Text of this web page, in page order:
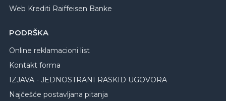
Web Krediti Raiffeisen Banke
PODRŠKA
Online reklamacioni list
Kontakt forma
IZJAVA - JEDNOSTRANI RASKID UGOVORA
Najčešće postavljana pitanja